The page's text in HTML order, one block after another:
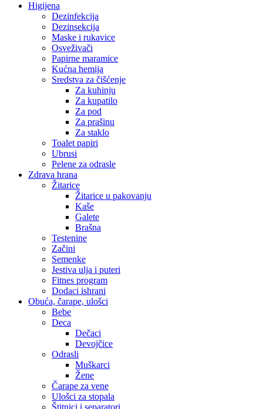
Higijena
Dezinfekcija
Dezinsekcija
Maske i rukavice
Osveživači
Papirne maramice
Kućna hemija
Sredstva za čišćenje
Za kuhinju
Za kupatilo
Za pod
Za prašinu
Za staklo
Toalet papiri
Ubrusi
Pelene za odrasle
Zdrava hrana
Žitarice
Žitarice u pakovanju
Kaše
Galete
Brašna
Testenine
Začini
Semenke
Jestiva ulja i puteri
Fitnes program
Dodaci ishrani
Obuća, čarape, ulošci
Bebe
Deca
Dečaci
Devojčice
Odrasli
Muškarci
Žene
Čarape za vene
Ulošci za stopala
Štitnici i separatori